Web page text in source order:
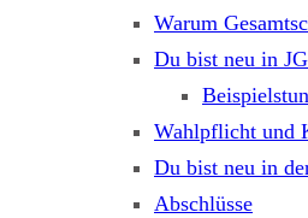
Warum
Du bist neu in
Wahlpflicht und
Du bist neu in
Abschlüsse